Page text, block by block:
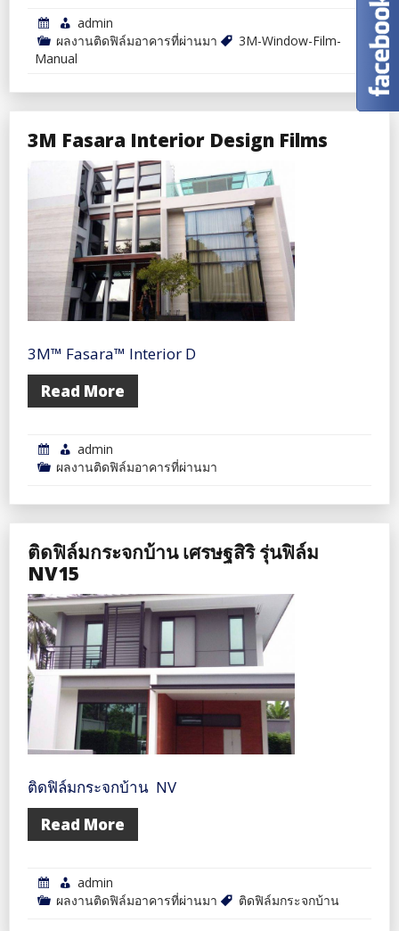
admin
ผลงานติดฟิล์มอาคารที่ผ่านมา
3M-Window-Film-
Manual
3M Fasara Interior Design Films
3M™ Fasara™ Interior D
Read More
admin
ผลงานติดฟิล์มอาคารที่ผ่านมา
ติดฟิล์มกระจกบ้าน เศรษฐสิริ รุ่นฟิล์ม
NV15
ติดฟิล์มกระจกบ้าน NV
Read More
admin
ผลงานติดฟิล์มอาคารที่ผ่านมา
ติดฟิล์มกระจกบ้าน